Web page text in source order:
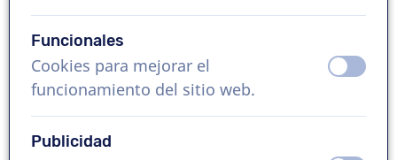
US$ 304,95
Vídeo corporativo , 1 - 250 palabras
Funcionales
Cookies para mejorar el
funcionamiento del sitio web.
Publicidad